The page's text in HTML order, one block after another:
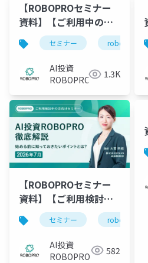
【ROBOPROセミナー
資料】【ご利用中の方
向け】2026年7月 AI予
測と市況がわかる 直
近までの運用振り返り
と今月の注目トピック
ス
セミナー robopro
AI投資
ROBOPRO
1.3K
【ROBOPROセミナー
資料】【ご利用検討中
の方向け】AI投資
ROBOPRO徹底解説～
始める前に知っておき
たいポイントとは？～
セミナー robopro
AI投資
ROBOPRO
582